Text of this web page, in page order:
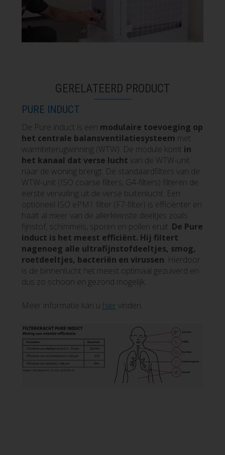
GERELATEERD PRODUCT
PURE INDUCT
De Pure induct is een modulaire toevoeging op
het centrale balansventilatiesysteem met
warmteterugwinning (WTW). De module komt in
het kanaal dat verse lucht van de WTW-unit
naar de woning brengt. De standaardfilters van de
WTW-unit (ISO coarse filters; G4-filters) filteren de
eerste vervuiling uit de verse buitenlucht. Een
optioneel ISO ePM1 filter (F7-filter) is efficiënter en
haalt al meer van de allerkleinste deeltjes zoals
fijnstof, schimmels, sporen en pollen eruit. De Pure
induct is het meest efficiënt. Hij filtert
nagenoeg alle ultrafijnstofdeeltjes, smog,
roetdeeltjes, bacteriën en virussen . Hierdoor
is de binnenlucht het meest optimaal gezuiverd en
dus zo schoon en gezond mogelijk.
Meer informatie kan u hiervinden.